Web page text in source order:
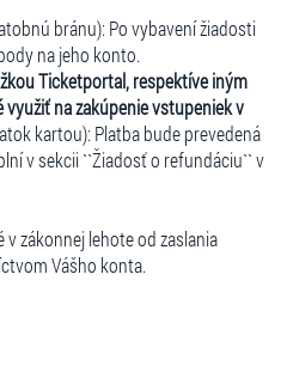
bránu): Po vybavení žiadosti
na jeho konto.
Ticketportal, respektíve iným
na zakúpenie vstupeniek v
kartou): Platba bude prevedená
v sekcii ``Žiadosť o refundáciu`` v
zákonnej lehote od zaslania
Vášho konta.